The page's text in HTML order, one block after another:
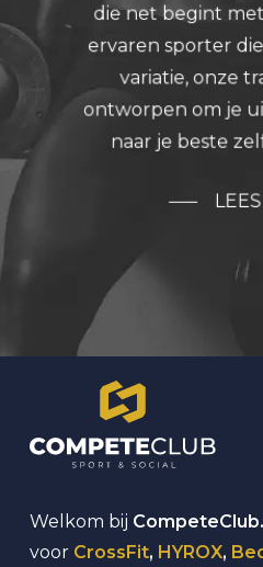
die net begint
ervaren sporter
variatie, onze
ontworpen om je
naar je beste
Welkom bij CompeteClub.
voor CrossFit, HYROX,